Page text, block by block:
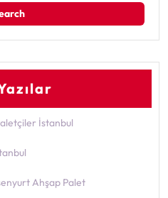
İstanbul
Ahşap Palet